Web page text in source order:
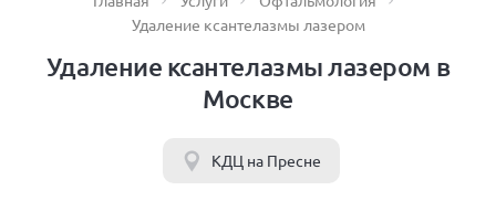
Удаление ксантелазмы лазером
Удаление ксантелазмы лазером в
Москве
КДЦ на Пресне